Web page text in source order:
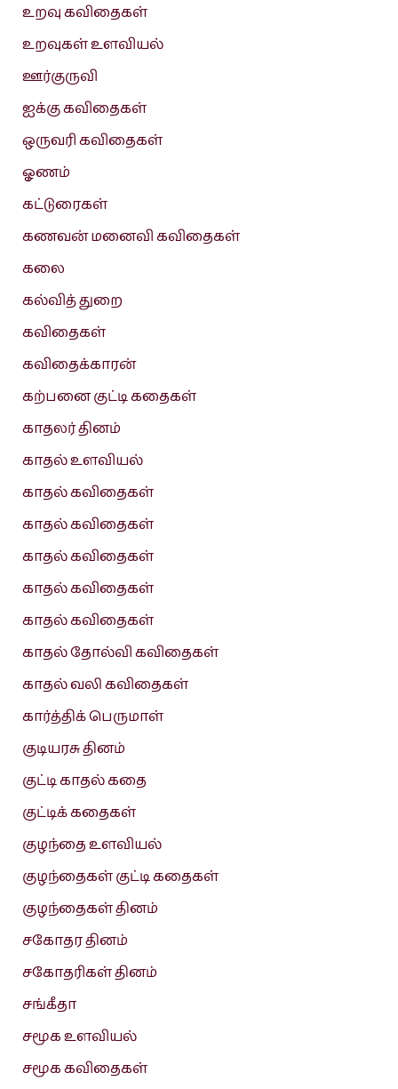
உறவு கவிதைகள்
உறவுகள் உளவியல்
ஊர்குருவி
ஐக்கு கவிதைகள்
ஒருவரி கவிதைகள்
ஓணம்
கட்டுரைகள்
கணவன் மனைவி கவிதைகள்
கலை
கல்வித் துறை
கவிதைகள்
கவிதைக்காரன்
கற்பனை குட்டி கதைகள்
காதலர் தினம்
காதல் உளவியல்
காதல் கவிதைகள்
காதல் கவிதைகள்
காதல் கவிதைகள்
காதல் கவிதைகள்
காதல் கவிதைகள்
காதல் தோல்வி கவிதைகள்
காதல் வலி கவிதைகள்
கார்த்திக் பெருமாள்
குடியரசு தினம்
குட்டி காதல் கதை
குட்டிக் கதைகள்
குழந்தை உளவியல்
குழந்தைகள் குட்டி கதைகள்
குழந்தைகள் தினம்
சகோதர தினம்
சகோதரிகள் தினம்
சங்கீதா
சமூக உளவியல்
சமூக கவிதைகள்